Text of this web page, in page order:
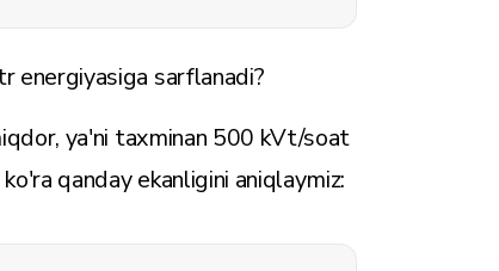
energiyasiga sarflanadi?
ya'ni taxminan 500 kVt/soat
qanday ekanligini aniqlaymiz: